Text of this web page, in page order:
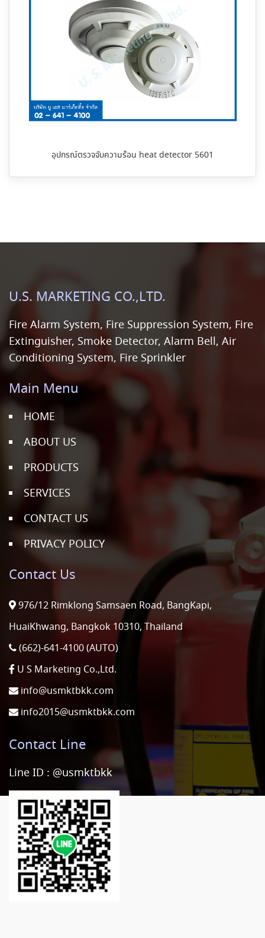
อุปกรณ์ตรวจจับความร้อน heat detector 5601
U.S. MARKETING CO.,LTD.
Fire Alarm System, Fire Suppression System, Fire
Extinguisher, Smoke Detector, Alarm Bell, Air
Conditioning System, Fire Sprinkler
Main Menu
HOME
ABOUT US
PRODUCTS
SERVICES
CONTACT US
PRIVACY POLICY
Contact Us
976/12 Rimklong Samsaen Road, BangKapi,
HuaiKhwang, Bangkok 10310, Thailand
(662)-641-4100 (AUTO)
U S Marketing Co.,Ltd.
info@usmktbkk.com
info2015@usmktbkk.com
Contact Line
Line ID : @usmktbkk